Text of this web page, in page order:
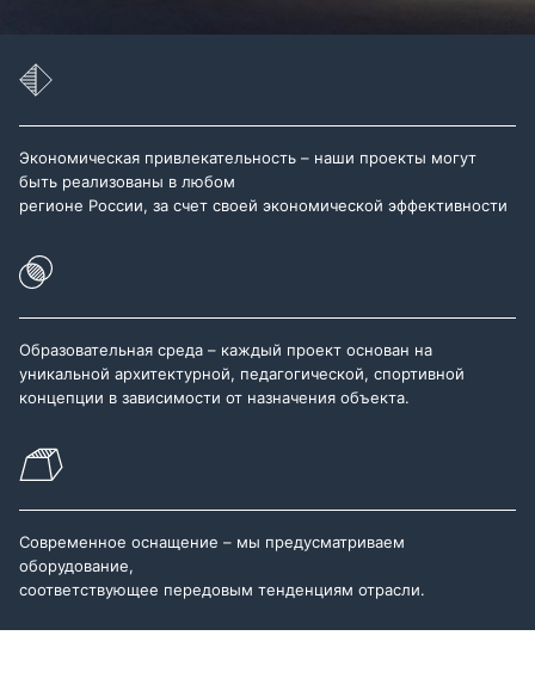
Экономическая привлекательность – наши проекты могут
быть реализованы в любом
регионе России, за счет своей экономической эффективности
Образовательная среда – каждый проект основан на
уникальной архитектурной, педагогической, спортивной
концепции в зависимости от назначения объекта.
Современное оснащение – мы предусматриваем
оборудование,
соответствующее передовым тенденциям отрасли.